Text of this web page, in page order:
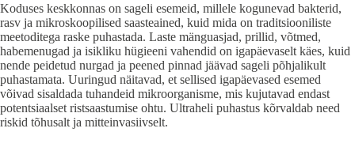
Koduses keskkonnas on sageli esemeid, millele kogunevad bakterid,
rasv ja mikroskoopilised saasteained, kuid mida on traditsiooniliste
meetoditega raske puhastada. Laste mänguasjad, prillid, võtmed,
habemenugad ja isikliku hügieeni vahendid on igapäevaselt käes, kuid
nende peidetud nurgad ja peened pinnad jäävad sageli põhjalikult
puhastamata. Uuringud näitavad, et sellised igapäevased esemed
võivad sisaldada tuhandeid mikroorganisme, mis kujutavad endast
potentsiaalset ristsaastumise ohtu. Ultraheli puhastus kõrvaldab need
riskid tõhusalt ja mitteinvasiivselt.